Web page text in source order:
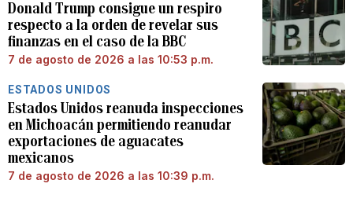
Donald Trump consigue un respiro
respecto a la orden de revelar sus
finanzas en el caso de la BBC
7 de agosto de 2026 a las 10:53 p.m.
ESTADOS UNIDOS
Estados Unidos reanuda inspecciones
en Michoacán permitiendo reanudar
exportaciones de aguacates
mexicanos
7 de agosto de 2026 a las 10:39 p.m.